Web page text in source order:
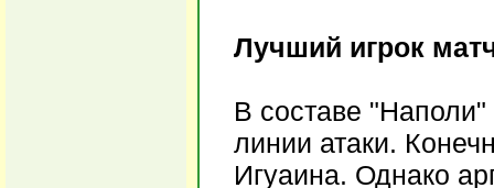
Лучший игрок
В составе
линии атаки.
Игуаина. Однако